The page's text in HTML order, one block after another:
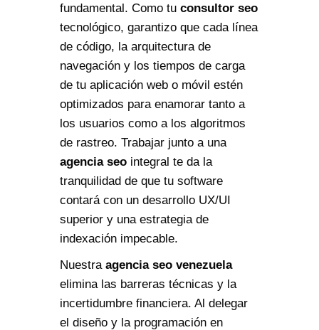
fundamental. Como tu consultor seo
tecnológico, garantizo que cada línea
de código, la arquitectura de
navegación y los tiempos de carga
de tu aplicación web o móvil estén
optimizados para enamorar tanto a
los usuarios como a los algoritmos
de rastreo. Trabajar junto a una
agencia seo integral te da la
tranquilidad de que tu software
contará con un desarrollo UX/UI
superior y una estrategia de
indexación impecable.
Nuestra agencia seo venezuela
elimina las barreras técnicas y la
incertidumbre financiera. Al delegar
el diseño y la programación en